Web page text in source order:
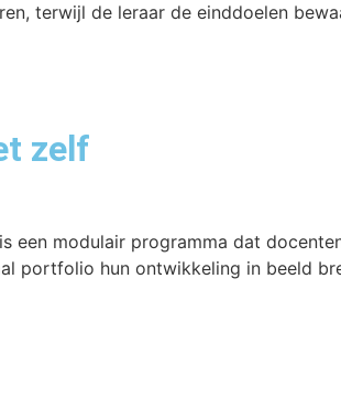
terwijl de leraar de einddoelen
zelf
een modulair programma dat
portfolio hun ontwikkeling in beeld